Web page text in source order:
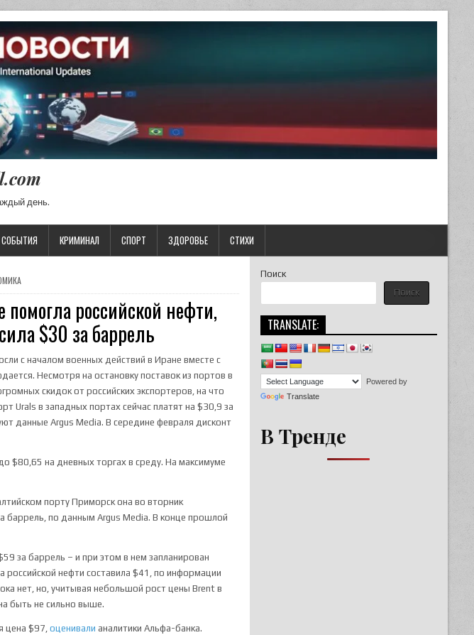
день.
СОБЫТИЯ КРИМИНАЛ СПОРТ ЗДОРОВЬЕ СТИХИ
IN
российской нефти,
$30 за баррель
с началом военных действий в Иране вместе с
Несмотря на остановку поставок из портов в
скидок от российских экспортеров, на что
Urals в западных портах сейчас платят на $30,9 за
данные Argus Media. В середине февраля дисконт
$80,65 на дневных торгах в среду. На максимуме
порту Приморск она во вторник
баррель, по данным Argus Media. В конце прошлой
за баррель – и при этом в нем запланирован
российской нефти составила $41, по информации
нет, но, учитывая небольшой рост цены Brent в
быть не сильно выше.
цена $97,оценивали аналитики Альфа-банка.
Поиск
Поиск
TRANSLATE:
Powered by
Translate
В Тренде